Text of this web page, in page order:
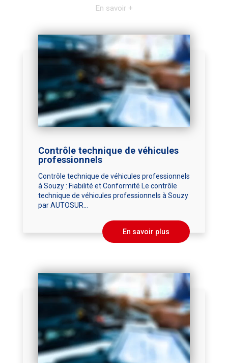
En savoir +
Contrôle technique de véhicules
professionnels
Contrôle technique de véhicules professionnels
à Souzy : Fiabilité et Conformité Le contrôle
technique de véhicules professionnels à Souzy
par AUTOSUR...
En savoir plus